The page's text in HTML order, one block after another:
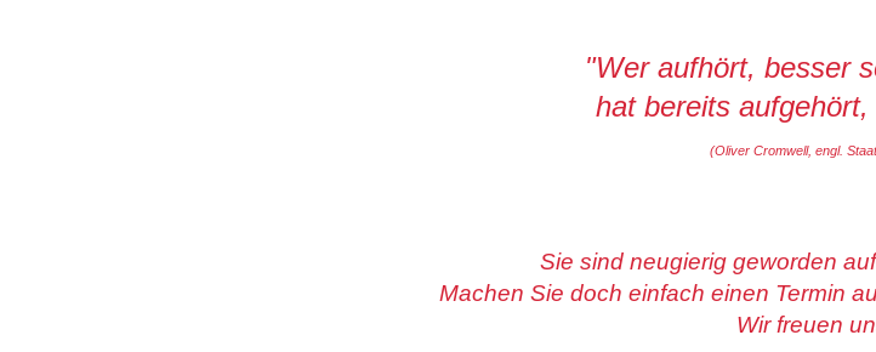
"Wer aufhört, besser
hat bereits
(Oliver Cromwell, engl.
Sie sind neugierig geworden
Machen Sie doch einfach einen Termin
Wir freuen